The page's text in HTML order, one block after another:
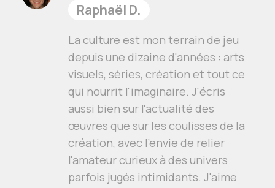
Raphaël D.
La culture est mon terrain de jeu
depuis une dizaine d'années : arts
visuels, séries, création et tout ce
qui nourrit l'imaginaire. J'écris
aussi bien sur l'actualité des
œuvres que sur les coulisses de la
création, avec l'envie de relier
l'amateur curieux à des univers
parfois jugés intimidants. J'aime